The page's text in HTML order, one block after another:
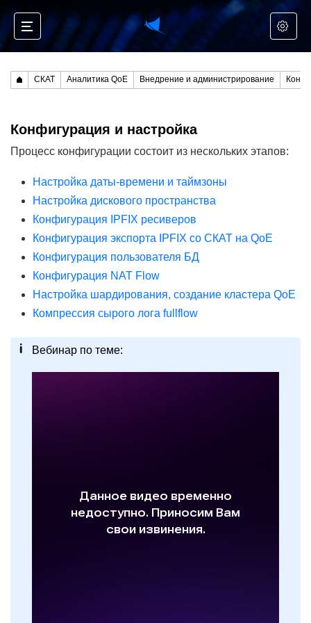
СКАТ Аналитика QoE Внедрение и администрирование
Конфигурация и настройка
Процесс конфигурации состоит из нескольких этапов:
Настройка даты-времени и таймзоны
Настройка дискового пространства
Конфигурация IPFIX ресиверов
Конфигурация экспорта IPFIX со СКАТ на QoE
Конфигурация пользователя БД
Конфигурация NAT Flow
Настройка шардирования, создание кластера QoE
Компрессия сырого лога fullflow
Вебинар по теме: